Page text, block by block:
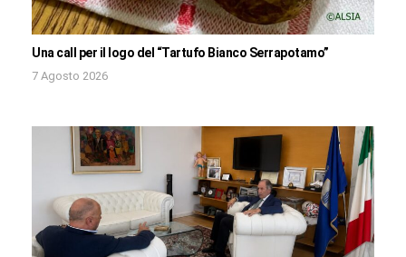
Una call per il logo del “Tartufo Bianco Serrapotamo”
7 Agosto 2026